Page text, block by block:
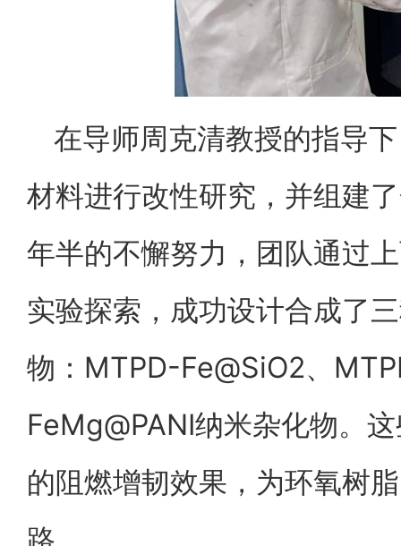
在导师周克清教授的指导
材料进行改性研究，并组建
年半的不懈努力，团队通过
实验探索，成功设计合成了
物：MTPD-Fe@SiO2、
FeMg@PANI纳米杂化物。
的阻燃增韧效果，为环氧树